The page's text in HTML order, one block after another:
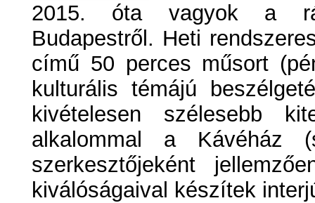
2015. óta vagyok a
Budapestről. Heti
című 50 perces műsort
kulturális témájú
kivételesen szélesebb
alkalommal a Kávéház
szerkesztőjeként
kiválóságaival készítek